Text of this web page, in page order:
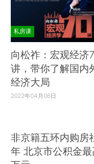
私房课
向松祚：宏观经济
讲，带你了解国内
经济大局
2022年04月06日
非京籍五环内购房
年 北京市公积金